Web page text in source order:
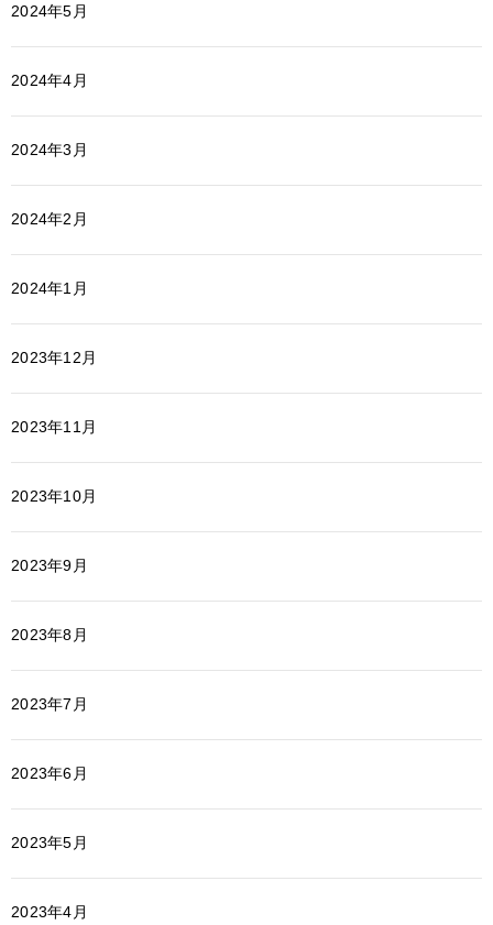
2024年5月
2024年4月
2024年3月
2024年2月
2024年1月
2023年12月
2023年11月
2023年10月
2023年9月
2023年8月
2023年7月
2023年6月
2023年5月
2023年4月